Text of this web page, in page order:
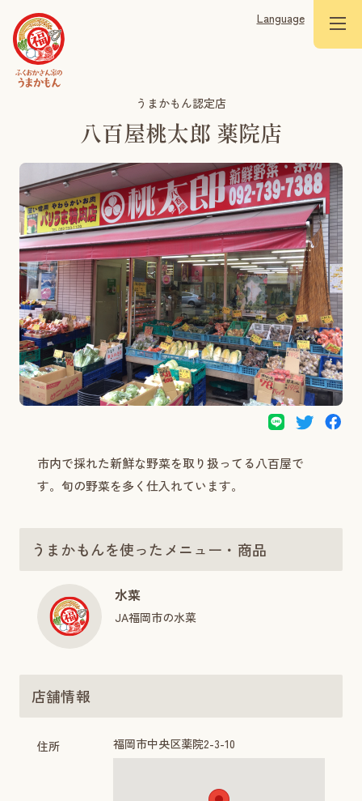
Language
うまかもん認定店
八百屋桃太郎 薬院店
市内で採れた新鮮な野菜を取り扱ってる八百屋で
す。旬の野菜を多く仕入れています。
うまかもんを使ったメニュー・商品
水菜
JA福岡市の水菜
店舗情報
住所 福岡市中央区薬院2-3-10